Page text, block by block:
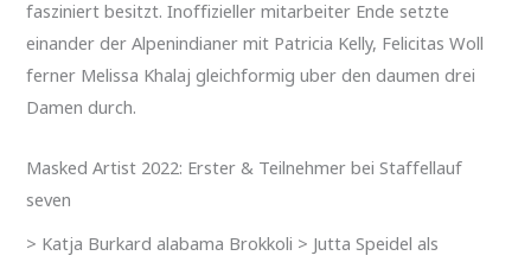
fasziniert besitzt. Inoffizieller mitarbeiter Ende setzte
einander der Alpenindianer mit Patricia Kelly, Felicitas Woll
ferner Melissa Khalaj gleichformig uber den daumen drei
Damen durch.
Masked Artist 2022: Erster & Teilnehmer bei Staffellauf
seven
> Katja Burkard alabama Brokkoli > Jutta Speidel als